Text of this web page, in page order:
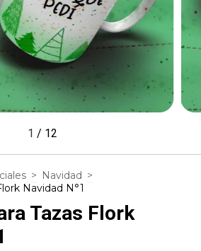
1 / 12
> Navidad >
Navidad N°1
Tazas Flork